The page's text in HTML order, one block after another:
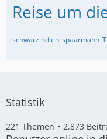
Reise um
schwarzindien spaarmann
Statistik
221 Themen 2.873